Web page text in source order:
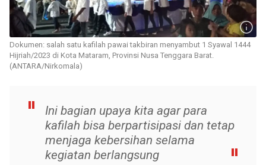
Dokumen: salah satu kafilah pawai takbiran menyambut 1 Syawal 1444
Hijriah/2023 di Kota Mataram, Provinsi Nusa Tenggara Barat.
(ANTARA/Nirkomala)
Ini bagian upaya kita agar para
kafilah bisa berpartisipasi dan tetap
menjaga kebersihan selama
kegiatan berlangsung